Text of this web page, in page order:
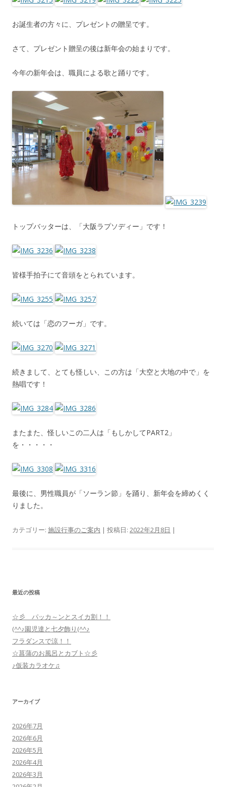
お誕生者の方々に、プレゼントの贈呈です。
さて、プレゼント贈呈の後は新年会の始まりです。
今年の新年会は、職員による歌と踊りです。
トップバッターは、「大阪ラプソディー」です！
皆様手拍子にて音頭をとられています。
続いては「恋のフーガ」です。
続きまして、とても怪しい、この方は「大空と大地の中で」を
熱唱です！
またまた、怪しいこの二人は「もしかしてPART2」
を・・・・・
最後に、男性職員が「ソーラン節」を踊り、新年会を締めくく
りました。
カテゴリー: 施設行事のご案内 | 投稿日: 2022年2月8日 |
最近の投稿
☆彡 パッカ～ンとスイカ割！！
(^^♪園児達と七夕飾り(^^♪
フラダンスで涼！！
☆菖蒲のお風呂とカブト☆彡
♪仮装カラオケ♫
アーカイブ
2026年7月
2026年6月
2026年5月
2026年4月
2026年3月